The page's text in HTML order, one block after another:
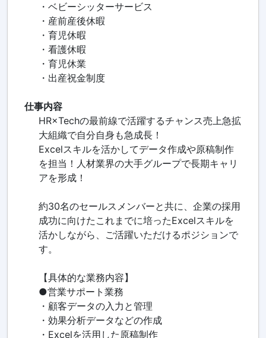
・ベビーシッターサービス
・産前産後休暇
・育児休暇
・看護休暇
・育児休業
・出産祝金制度
仕事内容
HR×Techの最前線で活躍するチャンス売上急拡
大組織で自分自身も急成長！
Excelスキルを活かしてデータ作成や原稿制作
を担当！人材業界の大手グループで長期キャリ
アを形成！
約30名のセールスメンバーと共に、企業の採用
成功に向けたこれまでに培ったExcelスキルを
活かしながら、ご活躍いただけるポジションで
す。
【具体的な業務内容】
●営業サポート業務
・顧客データの入力と管理
・効果分析データなどの作成
・Excelを活用した原稿制作